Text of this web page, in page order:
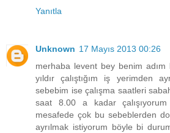
Yanıtla
Unknown 17 Mayıs 2013 00:26
merhaba levent bey benim
yıldır çalıştığım iş yerimden
sebebim ise çalışma saatleri
saat 8.00 a kadar
mesafede çok bu sebeblerden
ayrılmak istiyorum böyle bi